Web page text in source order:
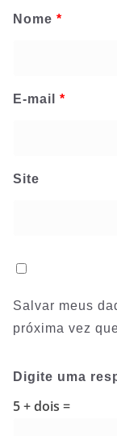
Nome *
E-mail *
Site
Salvar meus
próxima vez
Digite uma
5 + dois =